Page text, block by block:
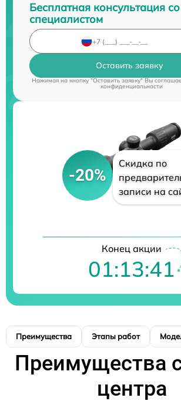
Бесплатная консультация со
специалистом
Оставить заявку
Нажимая на кнопку "Оставить заявку" Вы
конфиденциальности
-20%
Скидка по
записи на
Конец акции
01:13:40
Преимущества Этапы работ
Преимущества
центра